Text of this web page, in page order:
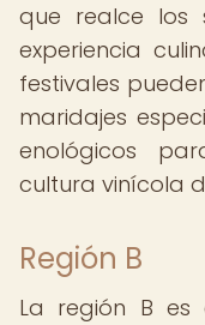
que realce los
experiencia
festivales
maridajes
enológicos
cultura vinícola
Región B
La región B